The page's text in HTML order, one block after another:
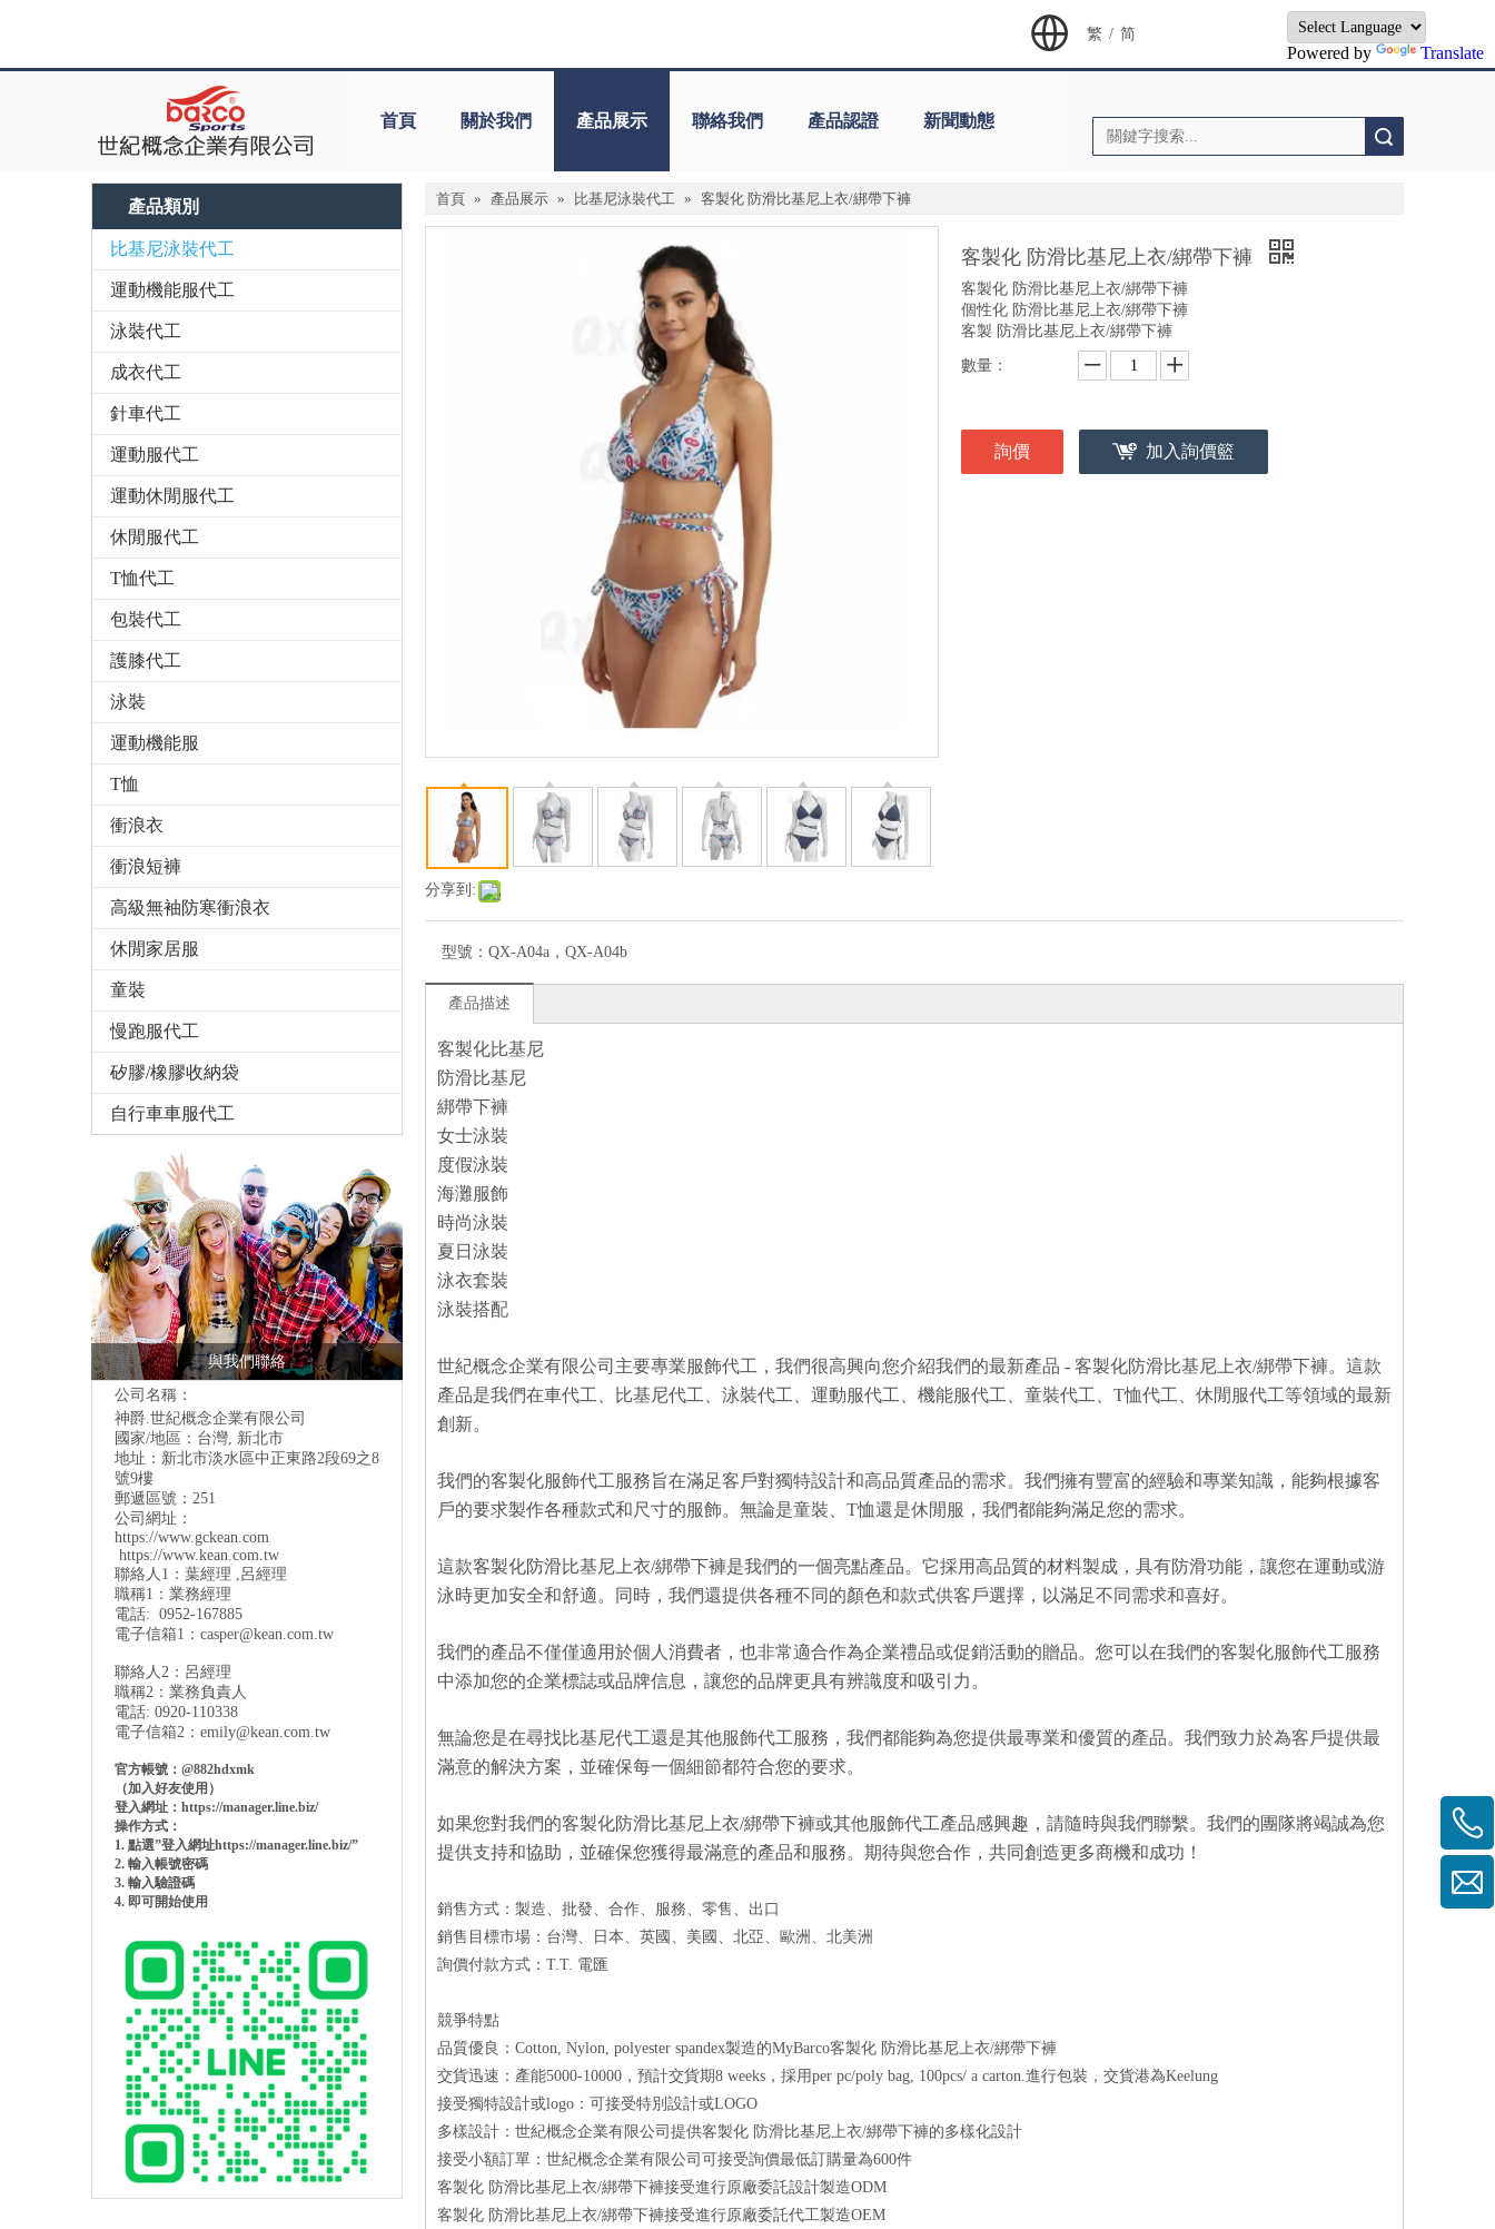
Powered by Translate
繁 / 简
首頁 關於我們 產品展示 聯絡我們 產品認證 新聞動態
產品類別
比基尼泳裝代工
運動機能服代工
泳裝代工
成衣代工
針車代工
運動服代工
運動休閒服代工
休閒服代工
T恤代工
包裝代工
護膝代工
泳裝
運動機能服
T恤
衝浪衣
衝浪短褲
高級無袖防寒衝浪衣
休閒家居服
童裝
慢跑服代工
矽膠/橡膠收納袋
自行車車服代工
與我們聯絡
公司名稱：
神爵.世紀概念企業有限公司
國家/地區：台灣, 新北市
地址： 新北市淡水區中正東路2段69之8
號9樓
郵遞區號：251
公司網址：
https://www.gckean.com
https://www.kean.com.tw
聯絡人1：葉經理 ,呂經理
職稱1：業務經理
電話: 0952-167885
電子信箱1： casper@kean.com.tw
聯絡人2：呂經理
職稱2：業務負責人
電話: 0920-110338
電子信箱2： emily@kean.com.tw
官方帳號：@882hdxmk
（加入好友使用）
登入網址：https://manager.line.biz/
操作方式：
1. 點選”登入網址https://manager.line.biz/”
2. 輸入帳號密碼
3. 輸入驗證碼
4. 即可開始使用
首頁 » 產品展示 » 比基尼泳裝代工 » 客製化 防滑比基尼上衣/綁帶下褲
分享到:
客製化 防滑比基尼上衣/綁帶下褲
客製化 防滑比基尼上衣/綁帶下褲
個性化 防滑比基尼上衣/綁帶下褲
客製 防滑比基尼上衣/綁帶下褲
數量：
詢價 加入詢價籃
型號： QX-A04a，QX-A04b
產品描述
客製化比基尼
防滑比基尼
綁帶下褲
女士泳裝
度假泳裝
海灘服飾
時尚泳裝
夏日泳裝
泳衣套裝
泳裝搭配
世紀概念企業有限公司主要專業服飾代工，我們很高興向您介紹我們的最新產品 - 客製化防滑比基尼上衣/綁帶下褲。這款
產品是我們在車代工、比基尼代工、泳裝代工、運動服代工、機能服代工、童裝代工、T恤代工、休閒服代工等領域的最新
創新。
我們的客製化服飾代工服務旨在滿足客戶對獨特設計和高品質產品的需求。我們擁有豐富的經驗和專業知識，能夠根據客
戶的要求製作各種款式和尺寸的服飾。無論是童裝、T恤還是休閒服，我們都能夠滿足您的需求。
這款客製化防滑比基尼上衣/綁帶下褲是我們的一個亮點產品。它採用高品質的材料製成，具有防滑功能，讓您在運動或游
泳時更加安全和舒適。同時，我們還提供各種不同的顏色和款式供客戶選擇，以滿足不同需求和喜好。
我們的產品不僅僅適用於個人消費者，也非常適合作為企業禮品或促銷活動的贈品。您可以在我們的客製化服飾代工服務
中添加您的企業標誌或品牌信息，讓您的品牌更具有辨識度和吸引力。
無論您是在尋找比基尼代工還是其他服飾代工服務，我們都能夠為您提供最專業和優質的產品。我們致力於為客戶提供最
滿意的解決方案，並確保每一個細節都符合您的要求。
如果您對我們的客製化防滑比基尼上衣/綁帶下褲或其他服飾代工產品感興趣，請隨時與我們聯繫。我們的團隊將竭誠為您
提供支持和協助，並確保您獲得最滿意的產品和服務。期待與您合作，共同創造更多商機和成功！
銷售方式：製造、批發、合作、服務、零售、出口
銷售目標市場：台灣、日本、英國、美國、北亞、歐洲、北美洲
詢價付款方式：T.T. 電匯
競爭特點
品質優良：Cotton, Nylon, polyester spandex製造的MyBarco客製化 防滑比基尼上衣/綁帶下褲
交貨迅速：產能5000-10000，預計交貨期8 weeks，採用per pc/poly bag, 100pcs/ a carton.進行包裝，交貨港為Keelung
接受獨特設計或logo：可接受特別設計或LOGO
多樣設計：世紀概念企業有限公司提供客製化 防滑比基尼上衣/綁帶下褲的多樣化設計
接受小額訂單：世紀概念企業有限公司可接受詢價最低訂購量為600件
客製化 防滑比基尼上衣/綁帶下褲接受進行原廠委託設計製造ODM
客製化 防滑比基尼上衣/綁帶下褲接受進行原廠委託代工製造OEM